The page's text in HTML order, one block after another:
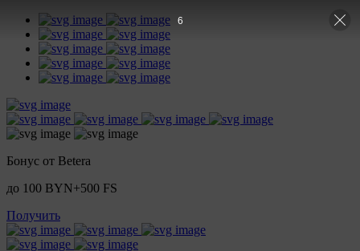
Бонус от Betera
до 100 BYN+500 FS
Получить
5